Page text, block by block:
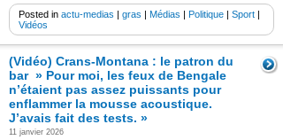
Posted in actu-medias | gras | Médias | Politique | Sport |
Vidéos
(Vidéo) Crans-Montana : le patron du
bar » Pour moi, les feux de Bengale
n’étaient pas assez puissants pour
enflammer la mousse acoustique.
J’avais fait des tests. »
11 janvier 2026